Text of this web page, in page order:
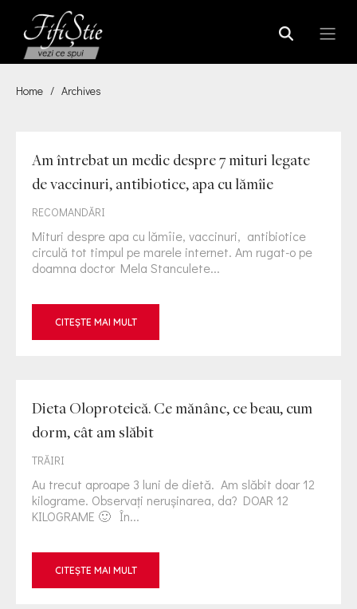
Home / Archives
Am întrebat un medic despre 7 mituri legate
de vaccinuri, antibiotice, apa cu lămîie
RECOMANDĂRI
Mituri despre apa cu lămîie, vaccinuri, antibiotice
circulă tot timpul pe marele internet. Am rugat-o pe
doamna doctor Mela Stanculete...
CITEȘTE MAI MULT
Dieta Oloproteică. Ce mănânc, ce beau, cum
dorm, cât am slăbit
TRĂIRI
Au trecut aproape 3 luni de dietă. Am slăbit doar 12
kilograme. Observați nerușinarea, da? DOAR 12
KILOGRAME 🙂 În...
CITEȘTE MAI MULT